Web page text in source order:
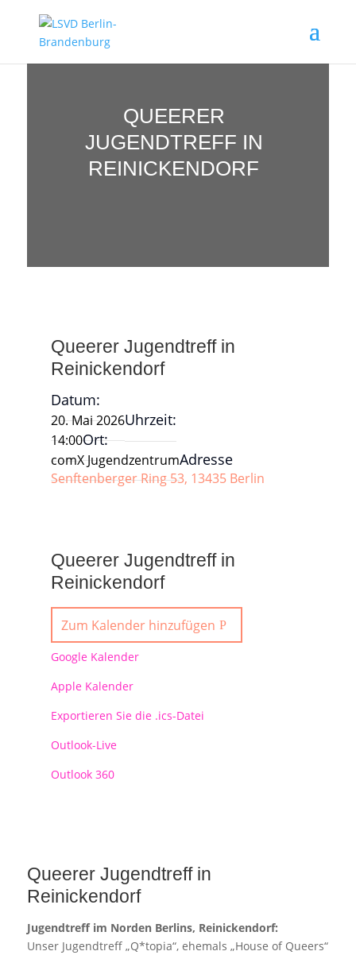
QUEERER
JUGENDTREFF IN
REINICKENDORF
Queerer Jugendtreff in
Reinickendorf
Datum:
20. Mai 2026Uhrzeit:
14:00Ort:
comX JugendzentrumAdresse
Senftenberger Ring 53, 13435 Berlin
Queerer Jugendtreff in
Reinickendorf
Zum Kalender hinzufügen
Google Kalender
Apple Kalender
Exportieren Sie die .ics-Datei
Outlook-Live
Outlook 360
Queerer Jugendtreff in
Reinickendorf
Jugendtreff im Norden Berlins, Reinickendorf:
Unser Jugendtreff „Q*topia“, ehemals „House of Queers“